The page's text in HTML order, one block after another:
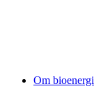
Om bioenergi